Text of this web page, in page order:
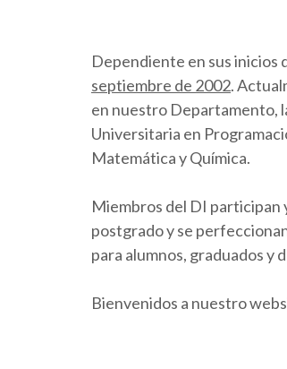
Dependiente en sus
septiembre de 2002.
en nuestro Departamento,
Universitaria en
Matemática y Química.
Miembros del DI participan
postgrado y se
para alumnos, graduados
Bienvenidos a nuestro